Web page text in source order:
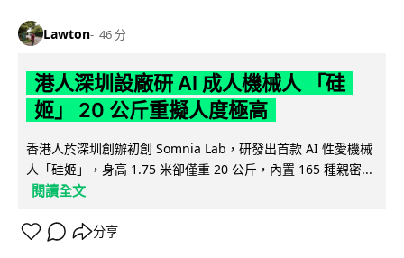
Lawton 46 分
港人深圳設廠研 AI 成人機械人 「硅
姬」 20 公斤重擬人度極高
香港人於深圳創辦初創 Somnia Lab，研發出首款 AI 性愛機械
人「硅姬」，身高 1.75 米卻僅重 20 公斤，內置 165 種親密...
閱讀全文
分享